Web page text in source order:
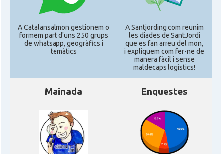
A Catalansalmon gestionem o
formem part d'uns 250 grups
de whatsapp, geogràfics i
temàtics
A Santjording.com reunim
les diades de SantJordi
que es fan arreu del mon,
i expliquem com fer-ne de
manera fàcil i sense
maldecaps logí­stics!
Mainada Enquestes